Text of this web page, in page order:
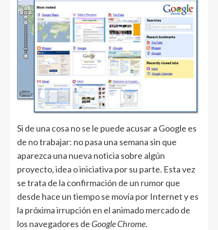
Si de una cosa no se le puede acusar a Google es
de no trabajar: no pasa una semana sin que
aparezca una nueva noticia sobre algún
proyecto, idea o iniciativa por su parte. Esta vez
se trata de la confirmación de un rumor que
desde hace un tiempo se movía por Internet y es
la próxima irrupción en el animado mercado de
los navegadores de Google Chrome.